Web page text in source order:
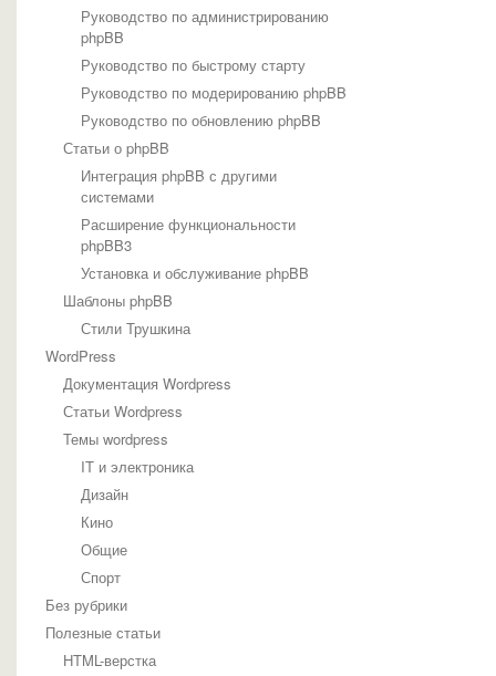
Руководство по администрированию
phpBB
Руководство по быстрому старту
Руководство по модерированию phpBB
Руководство по обновлению phpBB
Статьи о phpBB
Интеграция phpBB с другими
системами
Расширение функциональности
phpBB3
Установка и обслуживание phpBB
Шаблоны phpBB
Стили Трушкина
WordPress
Документация Wordpress
Статьи Wordpress
Темы wordpress
IT и электроника
Дизайн
Кино
Общие
Спорт
Без рубрики
Полезные статьи
HTML-верстка